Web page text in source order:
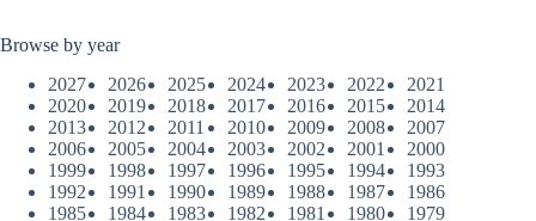
Browse by year
2027
2026 2025 2024 2023 2022
2021
2020
2019 2018 2017 2016 2015
2014
2013
2012 2011 2010 2009 2008
2007
2006
2005 2004 2003 2002 2001
2000
1999
1998 1997 1996 1995 1994
1993
1992
1991 1990 1989 1988 1987
1986
1985
1984 1983 1982 1981 1980
1979